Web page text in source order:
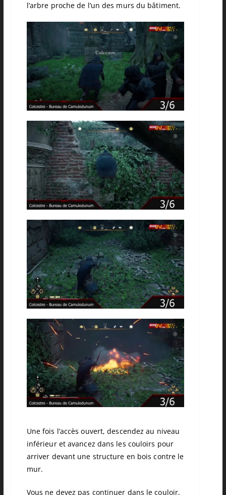
l’arbre proche de l’un des murs du bâtiment.
Une fois l’accès ouvert, descendez au niveau
inférieur et avancez dans les couloirs pour
arriver devant une structure en bois contre le
mur.
Vous ne devez pas continuer dans le couloir,